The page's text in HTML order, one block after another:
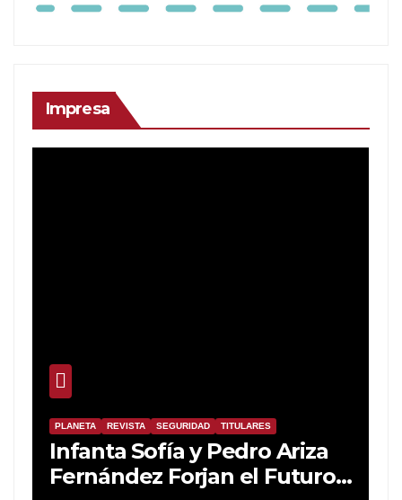
Impresa
PLANETA REVISTA SEGURIDAD TITULARES
Infanta Sofía y Pedro Ariza
Fernández Forjan el Futuro